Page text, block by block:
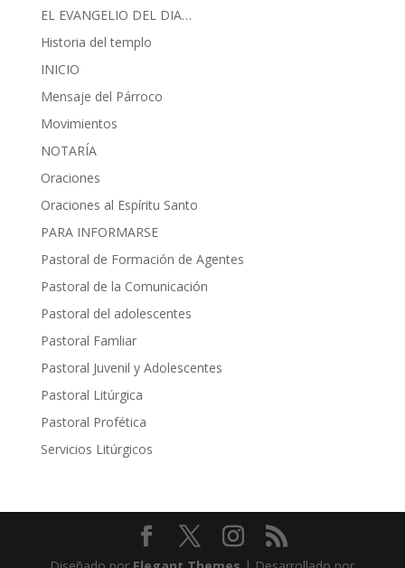
EL EVANGELIO DEL DIA…
Historia del templo
INICIO
Mensaje del Párroco
Movimientos
NOTARÍA
Oraciones
Oraciones al Espíritu Santo
PARA INFORMARSE
Pastoral de Formación de Agentes
Pastoral de la Comunicación
Pastoral del adolescentes
Pastoral Famliar
Pastoral Juvenil y Adolescentes
Pastoral Litúrgica
Pastoral Profética
Servicios Litúrgicos